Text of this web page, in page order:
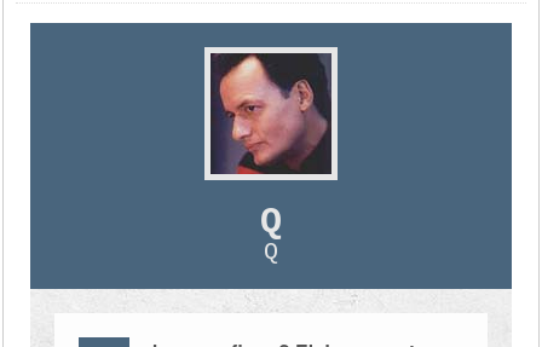
Q
Q